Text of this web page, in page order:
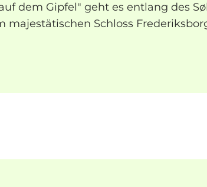
dem Gipfel" geht es entlang des
Schloss